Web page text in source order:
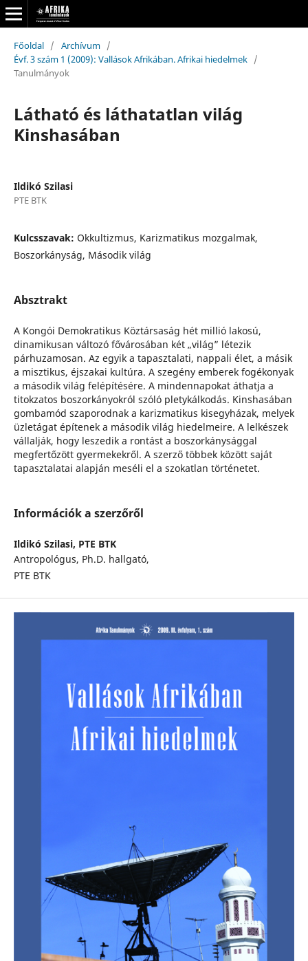
Főoldal / Archívum /
Évf. 3 szám 1 (2009): Vallások Afrikában. Afrikai hiedelmek /
Tanulmányok
Látható és láthatatlan világ
Kinshasában
Ildikó Szilasi
PTE BTK
Kulcsszavak: Okkultizmus, Karizmatikus mozgalmak,
Boszorkányság, Második világ
Absztrakt
A Kongói Demokratikus Köztársaság hét millió lakosú,
dinamikusan változó fővárosában két „világ” létezik
párhuzamosan. Az egyik a tapasztalati, nappali élet, a másik
a misztikus, éjszakai kultúra. A szegény emberek fogékonyak
a második világ felépítésére. A mindennapokat áthatja a
titokzatos boszorkányokról szóló pletykálkodás. Kinshasában
gombamód szaporodnak a karizmatikus kisegyházak, melyek
üzletágat építenek a második világ hiedelmeire. A lelkészek
vállalják, hogy leszedik a rontást a boszorkánysággal
megfertőzött gyermekekről. A szerző többek között saját
tapasztalatai alapján meséli el a szokatlan történetet.
Információk a szerzőről
Ildikó Szilasi, PTE BTK
Antropológus, Ph.D. hallgató,
PTE BTK